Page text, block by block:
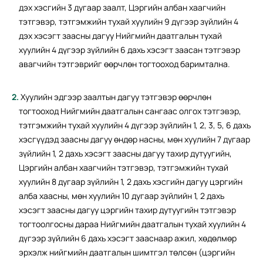
дэх хэсгийн 3 дугаар заалт, Цэргийн албан хаагчийн
тэтгэвэр, тэтгэмжийн тухай хуулийн 9 дүгээр зүйлийн 4
дэх хэсэгт заасны дагуу Нийгмийн даатгалын тухай
хуулийн 4 дүгээр зүйлийн 6 дахь хэсэгт заасан тэтгэвэр
авагчийн тэтгэврийг өөрчлөн тогтооход баримтална.
Хуулийн эдгээр заалтын дагуу тэтгэвэр өөрчлөн
тогтооход Нийгмийн даатгалын сангаас олгох тэтгэвэр,
тэтгэмжийн тухай хуулийн 4 дүгээр зүйлийн 1, 2, 3, 5, 6 дахь
хэсгүүдэд заасны дагуу өндөр насны, мөн хуулийн 7 дугаар
зүйлийн 1, 2 дахь хэсэгт заасны дагуу тахир дутуугийн,
Цэргийн албан хаагчийн тэтгэвэр, тэтгэмжийн тухай
хуулийн 8 дугаар зүйлийн 1, 2 дахь хэсгийн дагуу цэргийн
алба хаасны, мөн хуулийн 10 дугаар зүйлийн 1, 2 дахь
хэсэгт заасны дагуу цэргийн тахир дутуугийн тэтгэвэр
тогтоолгосны дараа Нийгмийн даатгалын тухай хуулийн 4
дүгээр зүйлийн 6 дахь хэсэгт зааснаар ажил, хөдөлмөр
эрхэлж нийгмийн даатгалын шимтгэл төлсөн (цэргийн